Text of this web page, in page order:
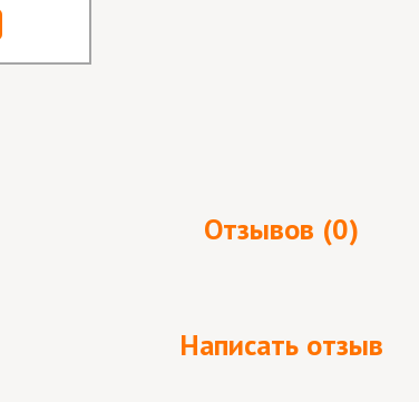
Отзывов (0)
Написать отзыв